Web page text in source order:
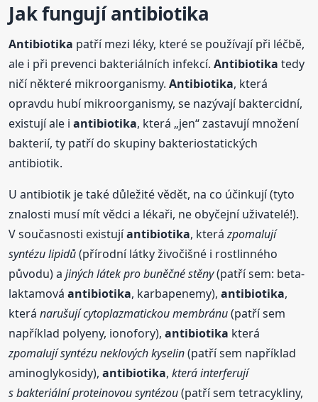
Jak fungujíantibiotika
Antibiotika patří mezi léky, které se používají při léčbě,
ale i při prevenci bakteriálních infekcí.Antibiotika tedy
ničí některé mikroorganismy.Antibiotika, která
opravdu hubí mikroorganismy, se nazývají baktercidní,
existují ale iantibiotika, která „jen“ zastavují množení
bakterií, ty patří do skupiny bakteriostatických
antibiotik.
U antibiotik je také důležité vědět, na co účinkují (tyto
znalosti musí mít vědci a lékaři, ne obyčejní uživatelé!).
V současnosti existujíantibiotika, kterázpomalují
syntézu lipidů(přírodní látky živočišné i rostlinného
původu) ajiných látek pro buněčné stěny(patří sem: beta-
laktamováantibiotika, karbapenemy),antibiotika,
kteránarušují cytoplazmatickou membránu(patří sem
například polyeny, ionofory),antibiotika která
zpomalují syntézu neklových kyselin(patří sem například
aminoglykosidy),antibiotika,která interferují
s bakteriální proteinovou syntézou(patří sem tetracykliny,